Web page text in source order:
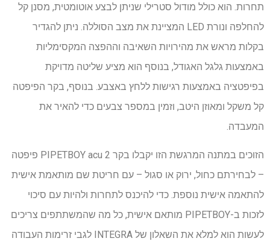
תחרות. הוא כולל מודול סטרילי שניתן לבצע אוטומטית, מסנן קל
להחלפה ונורת LED המציינת את מצב הסוללה. ניתן להגדיר
בקלות מראש את מהירויות השאיבה וההפצה המקסימליות
באמצעות גלגל האגודל, בנוסף הוא מציע שליטה מדויקת
בפיפטציה באמצעות רגישות ללחץ באצבע. בנוסף, בקר הפיפטה
קל משקל ומאוזן היטב, וזמין במספר צבעים כדי להאיר את
המעבדה.
הזוכים במתנה המרגשת הזו יקבלו בקר PIPETBOY acu 2 פיפטה
– לבחירתם כחול, ירוק או סגול – עם חריטת שם מותאמת אישית
להתאמה אישית נוספת. כדי להיכנס לתחרות ולהיות עם סיכוי
לזכות ב-PIPETBOY מותאם אישית, כל מה שהמשתתפים צריכים
לעשות הוא למלא את השאלון של INTEGRA לגבי זרימות העבודה